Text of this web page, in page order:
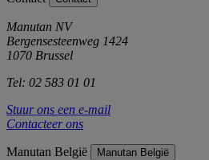
Manutan NV
Bergensesteenweg 1424
1070 Brussel
Tel: 02 583 01 01
Stuur ons een e-mail
Contacteer ons
Manutan België Manutan België